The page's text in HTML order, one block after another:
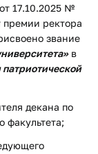
17.10.2025 №
ректора
звание
в
декана по
факультета;